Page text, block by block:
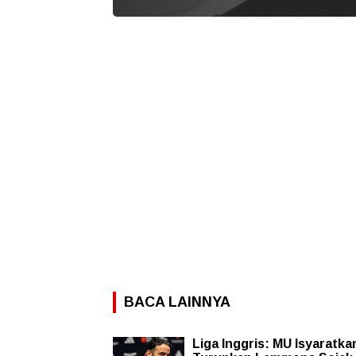
BACA LAINNYA
Liga Inggris: MU